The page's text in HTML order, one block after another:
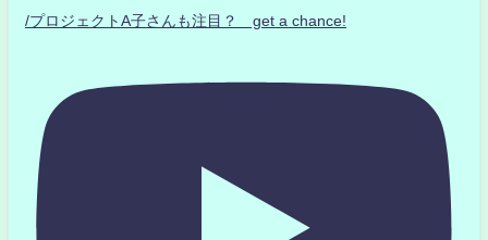
/プロジェクトA子さんも注目？ get a chance!